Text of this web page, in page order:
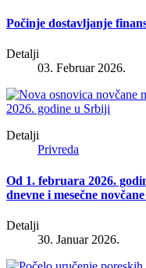
Počinje dostavljanje
Detalji
03. Februar 2026.
Detalji
Privreda
Od 1. februara 2026.
dnevne i mesečne
Detalji
30. Januar 2026.